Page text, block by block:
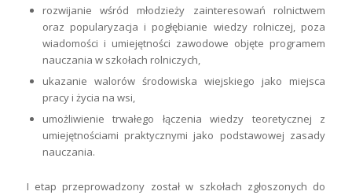
rozwijanie wśród młodzieży zainteresowań rolnictwem
oraz popularyzacja i pogłębianie wiedzy rolniczej, poza
wiadomości i umiejętności zawodowe objęte programem
nauczania w szkołach rolniczych,
ukazanie walorów środowiska wiejskiego jako miejsca
pracy i życia na wsi,
umożliwienie trwałego łączenia wiedzy teoretycznej z
umiejętnościami praktycznymi jako podstawowej zasady
nauczania.
I etap przeprowadzony został w szkołach zgłoszonych do